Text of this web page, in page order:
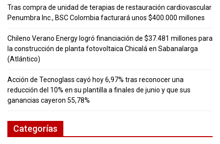
Tras compra de unidad de terapias de restauración cardiovascular
Penumbra Inc., BSC Colombia facturará unos $400.000 millones
Chileno Verano Energy logró financiación de $37.481 millones para
la construcción de planta fotovoltaica Chicalá en Sabanalarga
(Atlántico)
Acción de Tecnoglass cayó hoy 6,97% tras reconocer una
reducción del 10% en su plantilla a finales de junio y que sus
ganancias cayeron 55,78%
Categorías